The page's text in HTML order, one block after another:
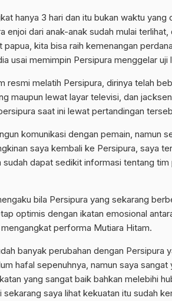
hanya 3 hari dan itu bukan waktu
enjoi dari anak-anak sudah mulai
kita bisa raih kemenangan
usai memimpin Persipura menggelar uji
resmi melatih Persipura, dirinya telah
maupun lewat layar televisi, dan
saat ini lewat pertandingan
komunikasi dengan pemain, namun
saya kembali ke Persipura, saya
dapat sedikit informasi tentang
bila Persipura yang sekarang
optimis dengan ikatan emosional
performa Mutiara Hitam.
banyak perubahan dengan Persipura
hafal sepenuhnya, namun saya
yang sangat baik bahkan melebihi
saya lihat kekuatan itu sudah